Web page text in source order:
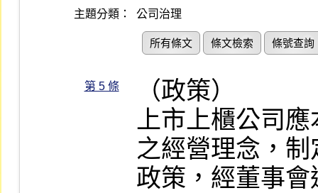
主題分類： 公司治理
所有條文 條文檢索 條號查詢
第 5 條
（政策）
上市上櫃公司
之經營理念，
政策，經董事